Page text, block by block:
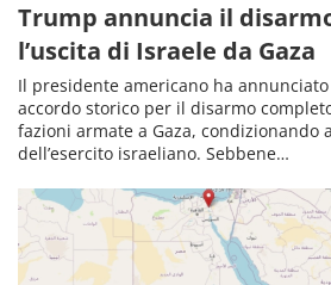
Trump annuncia il
l’uscita di Israele da Gaza
Il presidente americano ha
accordo storico per il disarmo
fazioni armate a Gaza, condizionando
dell’esercito israeliano. Sebbene…